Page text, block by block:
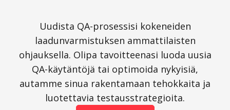
Uudista QA-prosessisi kokeneiden
laadunvarmistuksen ammattilaisten
ohjauksella. Olipa tavoitteenasi luoda uusia
QA-käytäntöjä tai optimoida nykyisiä,
autamme sinua rakentamaan tehokkaita ja
luotettavia testausstrategioita.